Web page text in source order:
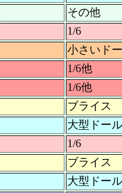
その他
1/6
小さいド
1/6他
1/6他
ブライス
大型ドール
1/6
ブライス
大型ドール